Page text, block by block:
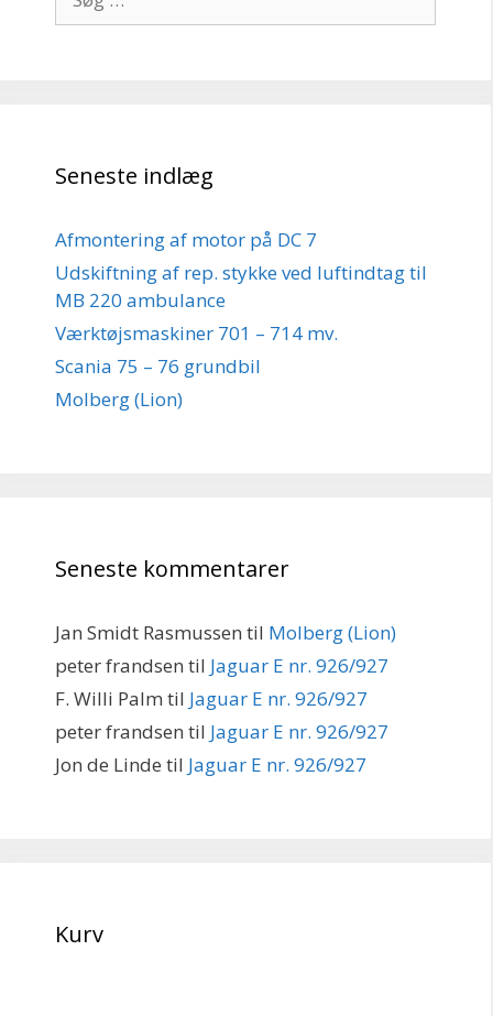
efter:
Seneste indlæg
Afmontering af motor på DC 7
Udskiftning af rep. stykke ved luftindtag til
MB 220 ambulance
Værktøjsmaskiner 701 – 714 mv.
Scania 75 – 76 grundbil
Molberg (Lion)
Seneste kommentarer
Jan Smidt Rasmussen til Molberg (Lion)
peter frandsen til Jaguar E nr. 926/927
F. Willi Palm til Jaguar E nr. 926/927
peter frandsen til Jaguar E nr. 926/927
Jon de Linde til Jaguar E nr. 926/927
Kurv